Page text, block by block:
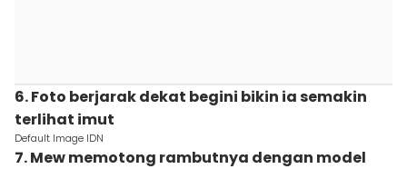
6. Foto berjarak dekat begini bikin ia semakin
terlihat imut
Default Image IDN
7. Mew memotong rambutnya dengan model